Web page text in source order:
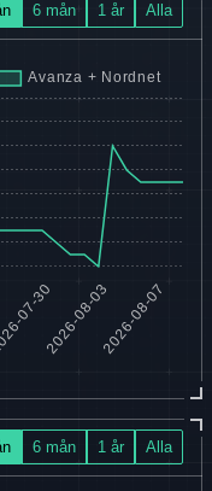
6 mån 1 år Alla
6 mån 1 år Alla